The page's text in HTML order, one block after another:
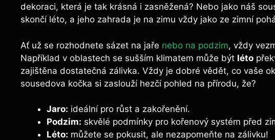
dekoraci,‌ která je ‌tak krásná i zasněžená? Nebo jako náš
skončí léto, a jeho zahrada je na zimu vždy ‍jako ze zimní
Ať už se rozhodnete sázet na jaře nebo na podzim, vždy
Například v oblastech se sušším klimatem může být léto
zajištěna dostatečná zálivka. Vždy je‍ dobré vědět, co vaše
sousedova⁤ kočka ⁣si zaslouží hezčí pohled na přírodu, že?
Jaro: ideální pro ⁤růst a ‌zakořenění.
Podzim: skvělé podmínky pro kořenový systém před
Léto: můžete se ⁢pokusit, ‌ale nezapomeňte ​na zálivku!